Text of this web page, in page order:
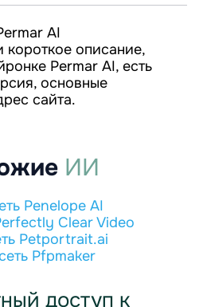
AI
короткое описание,
Permar AI, есть
основные
сайта.
ИИ
Penelope AI
Clear Video
Petportrait.ai
Pfpmaker
доступ к